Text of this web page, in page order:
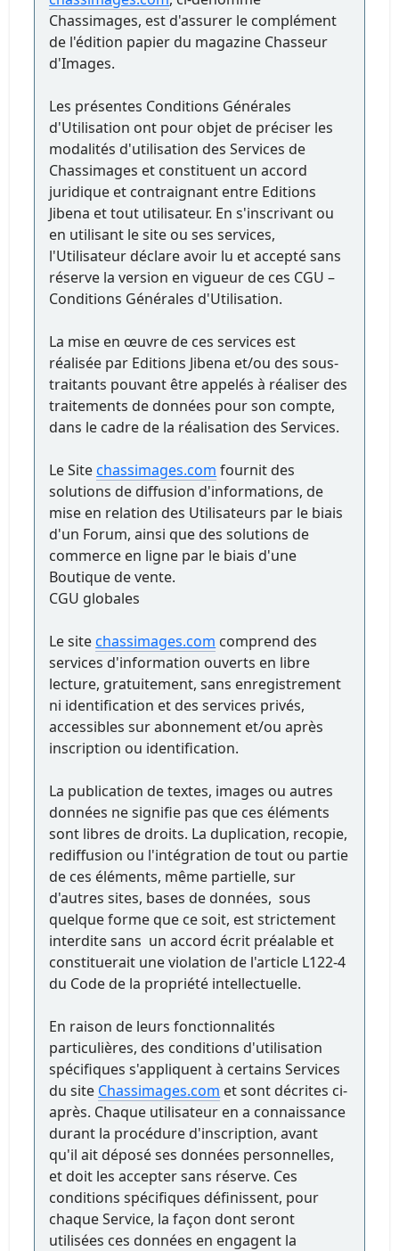
Chassimages, est d'assurer le complément
de l'édition papier du magazine Chasseur
d'Images.
Les présentes Conditions Générales
d'Utilisation ont pour objet de préciser les
modalités d'utilisation des Services de
Chassimages et constituent un accord
juridique et contraignant entre Editions
Jibena et tout utilisateur. En s'inscrivant ou
en utilisant le site ou ses services,
l'Utilisateur déclare avoir lu et accepté sans
réserve la version en vigueur de ces CGU –
Conditions Générales d'Utilisation.
La mise en œuvre de ces services est
réalisée par Editions Jibena et/ou des sous-
traitants pouvant être appelés à réaliser des
traitements de données pour son compte,
dans le cadre de la réalisation des Services.
Le Sitechassimages.com fournit des
solutions de diffusion d'informations, de
mise en relation des Utilisateurs par le biais
d'un Forum, ainsi que des solutions de
commerce en ligne par le biais d'une
Boutique de vente.
CGU globales
Le sitechassimages.com comprend des
services d'information ouverts en libre
lecture, gratuitement, sans enregistrement
ni identification et des services privés,
accessibles sur abonnement et/ou après
inscription ou identification.
La publication de textes, images ou autres
données ne signifie pas que ces éléments
sont libres de droits. La duplication, recopie,
rediffusion ou l'intégration de tout ou partie
de ces éléments, même partielle, sur
d'autres sites, bases de données, sous
quelque forme que ce soit, est strictement
interdite sans un accord écrit préalable et
constituerait une violation de l'article L122-4
du Code de la propriété intellectuelle.
En raison de leurs fonctionnalités
particulières, des conditions d'utilisation
spécifiques s'appliquent à certains Services
du site Chassimages.com et sont décrites ci-
après. Chaque utilisateur en a connaissance
durant la procédure d'inscription, avant
qu'il ait déposé ses données personnelles,
et doit les accepter sans réserve. Ces
conditions spécifiques définissent, pour
chaque Service, la façon dont seront
utilisées ces données en engagent la